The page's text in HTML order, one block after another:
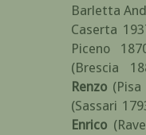
Barletta
Caserta
Piceno
(Brescia
Renzo
(Sassari
Enrico